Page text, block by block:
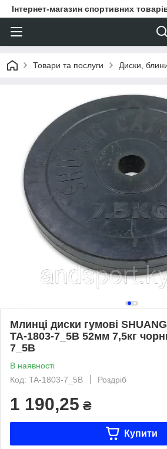
Інтернет-магазин спортивних
Товари та послуги Диски,
Млинці диски гумові
TA-1803-7_5B 52мм 7,5кг
7_5B
В наявності
Код: TA-1803-7_5B
Роздріб
1 190,25 ₴
Купити